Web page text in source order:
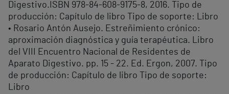
Digestivo.ISBN 978-84-608-9175-8, 2016. Tipo de
producción: Capítulo de libro Tipo de soporte: Libro
• Rosario Antón Ausejo. Estreñimiento crónico:
aproximación diagnóstica y guía terapéutica. Libro
del VIII Encuentro Nacional de Residentes de
Aparato Digestivo. pp. 15 - 22. Ed. Ergon, 2007. Tipo
de producción: Capítulo de libro Tipo de soporte:
Libro